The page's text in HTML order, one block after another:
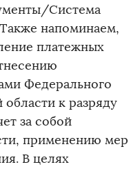
Система
напоминаем,
платежных
Федерального
области к разряду
за собой
применению мер
В целях